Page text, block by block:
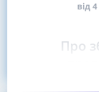
від
Про